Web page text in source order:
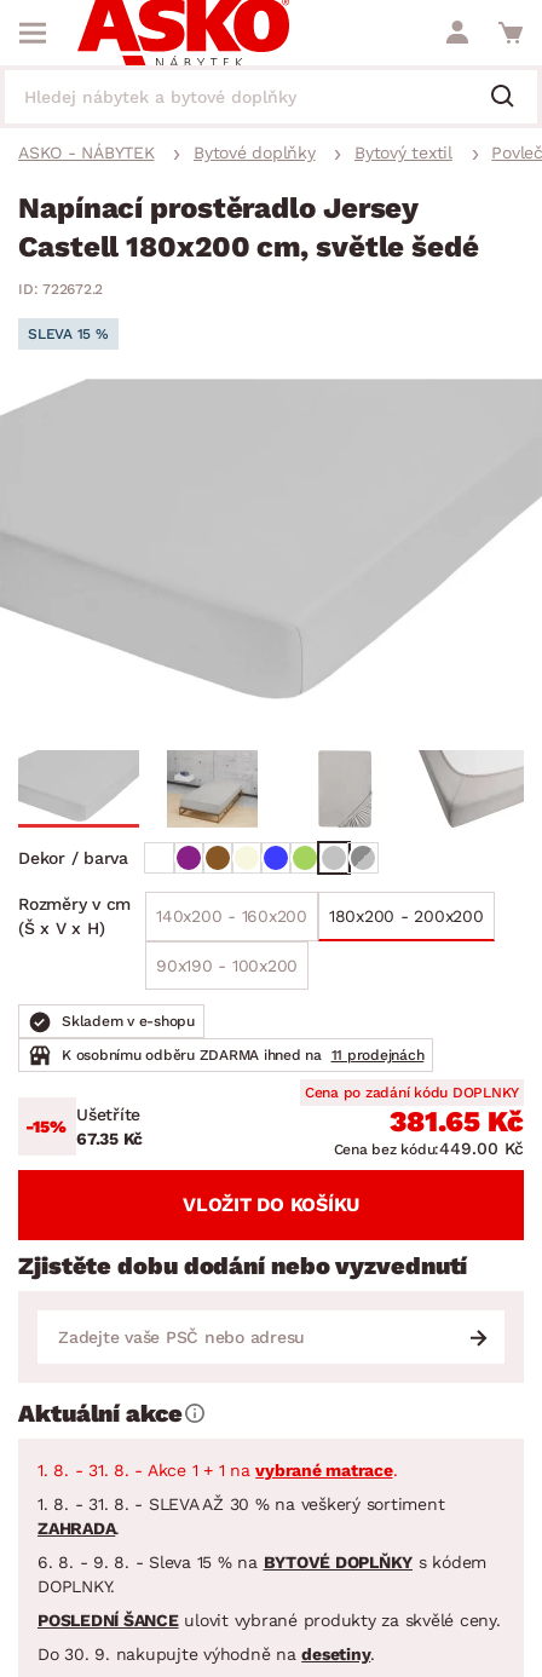
ASKO - NÁBYTEK Bytové doplňky Bytový textil
Napínací prostěradlo Jersey
Castell 180x200 cm, světle šedé
ID: 722672.2
SLEVA 15 %
Dekor / barva
Rozměry v cm
(Š x V x H)
140x200 - 160x200 180x200 - 200x200
90x190 - 100x200
Skladem v e-shopu
K osobnímu odběru ZDARMA ihned na
11 prodejnách
-15%
Ušetříte
67.35 Kč
Cena po zadání kódu DOPLNKY
381.65 Kč
Cena bez kódu:449.00 Kč
VLOŽIT DO KOŠÍKU
Zjistěte dobu dodání nebo vyzvednutí
Aktuální akce
1. 8. - 31. 8. - Akce 1 + 1 navybrané matrace.
1. 8. - 31. 8. - SLEVA AŽ 30 % na veškerý sortiment
ZAHRADA.
6. 8. - 9. 8. - Sleva 15 % na BYTOVÉ DOPLŇKY s kódem
DOPLNKY.
POSLEDNÍ ŠANCEulovit vybrané produkty za skvělé ceny.
Do 30. 9. nakupujte výhodně nadesetiny.